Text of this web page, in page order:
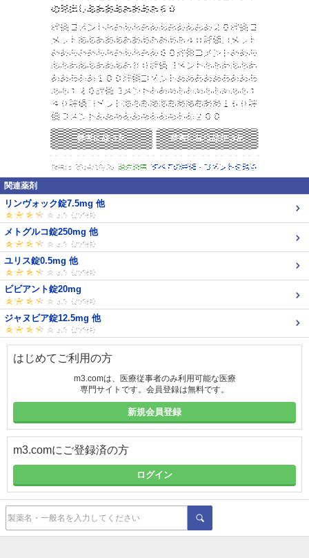
関連薬剤
リンヴォック錠7.5mg 他
メトグルコ錠250mg 他
ユリス錠0.5mg 他
ビビアント錠20mg
ジャヌビア錠12.5mg 他
はじめてご利用の方
m3.comは、医療従事者のみ利用可能な医療
専門サイトです。会員登録は無料です。
新規会員登録
m3.comにご登録済の方
ログイン